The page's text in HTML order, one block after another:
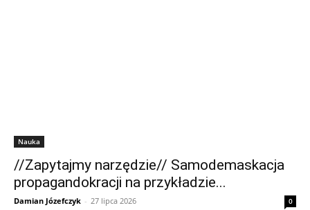
Nauka
//Zapytajmy narzędzie// Samodemaskacja
propagandokracji na przykładzie...
Damian Józefczyk - 27 lipca 2026 0